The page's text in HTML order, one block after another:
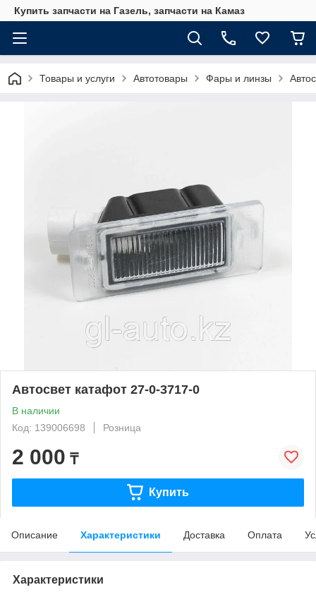
Купить запчасти на Газель, запчасти на Камаз
Товары и услуги Автотовары Фары и линзы
Автосвет катафот 27-0-3717-0
В наличии
Код: 139006698
Розница
2 000 ₸
Купить
Описание Характеристики Доставка Оплата
Характеристики